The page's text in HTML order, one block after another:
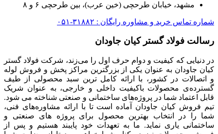
مشهد، خیابان طرحچی (خین عرب)، بین طرحچی ۶ و ۸
شماره تماس خرید و مشاوره رایگان : ۳۱۸۸۲-۰۵۱
رسالت فولاد گستر کیان جاودان
در دنیایی که کیفیت و دوام حرف اول را می‌زند، شرکت فولاد گستر
کیان جاودان به عنوان یکی از بزرگترین مراکز پخش و فروش لوله
و اتصالات در کشور، با ارائه کامل ترین سبد محصولی از طیف
گسترده‌‌ی محصولات باکیفیت داخلی و خارجی، به عنوان شریک
قابل اعتماد شما در پروژه‌های ساختمانی و صنعتی شناخته می شود.
تیم فروش کیان جاودان آماده است تا با ارائه مشاوره‌های فنی،
شما را در انتخاب بهترین محصول برای پروژه های صنعتی و
ساختمانی یاری نماید. ما به تعهدات خود پایبند هستیم و پس از